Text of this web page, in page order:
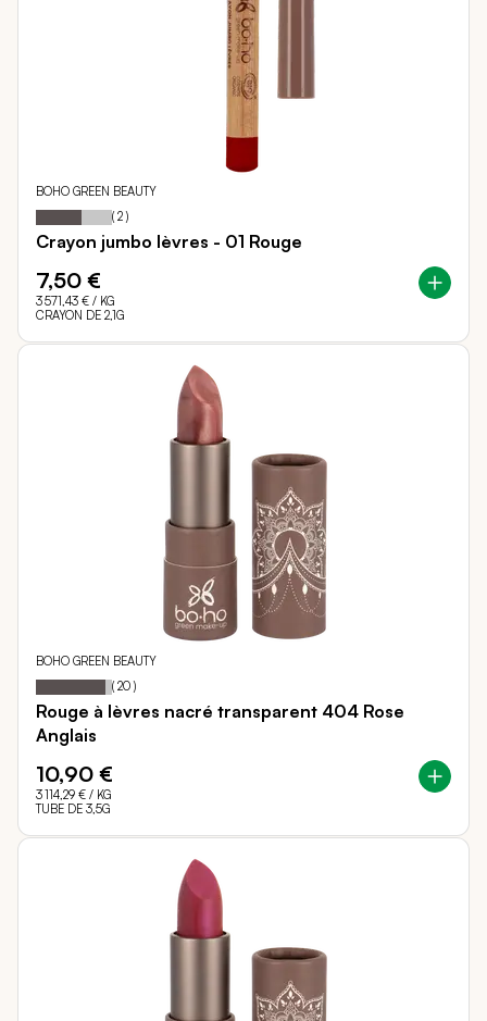
BOHO GREEN BEAUTY
Notation: 60
% of
( 2 )
Crayon jumbo lèvres - 01 Rouge
7,50 €
3 571,43 € / KG
CRAYON DE 2,1G
BOHO GREEN BEAUTY
Notation: 91
% of
( 20 )
Rouge à lèvres nacré transparent 404 Rose
Anglais
10,90 €
3 114,29 € / KG
TUBE DE 3,5G